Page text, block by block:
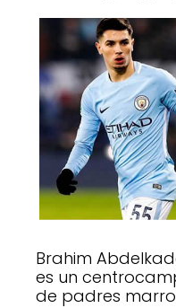
Brahim
es un
de padres